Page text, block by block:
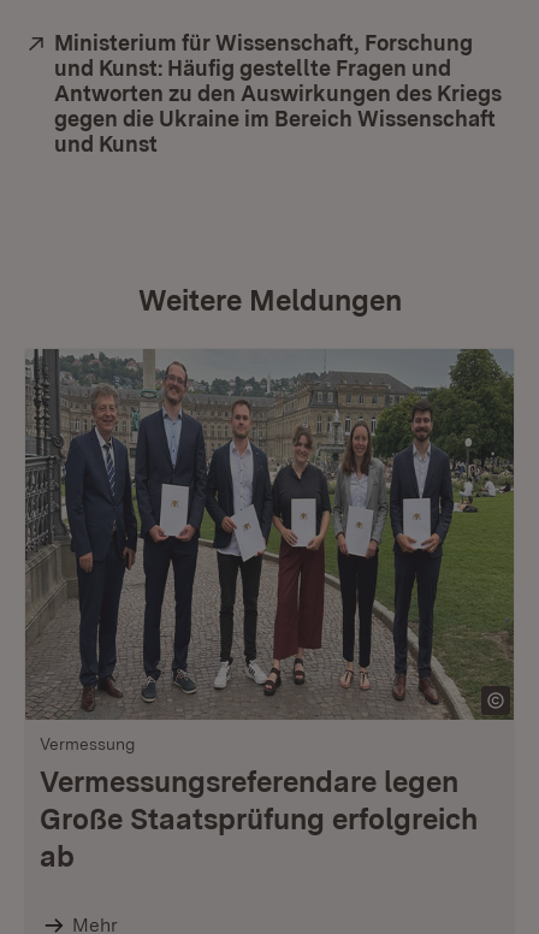
Extern:
Ministerium für Wissenschaft, Forschung
und Kunst: Häufig gestellte Fragen und
Antworten zu den Auswirkungen des Kriegs
gegen die Ukraine im Bereich Wissenschaft
und Kunst
Weitere Meldungen
Vermessung
Vermessungsreferendare legen
Große Staatsprüfung erfolgreich
ab
Mehr